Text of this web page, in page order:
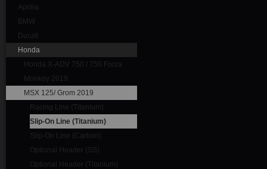
Aprilia
BMW
Ducati
Honda
Honda X-ADV 750 / 750 Forza
Monkey 2019
MSX 125/ Grom 2019
Racing Line (Titanium)
Slip-On Line (Titanium)
Slip-On Line (Carbon)
Optional Header (SS)
Optional Header (Titanium)